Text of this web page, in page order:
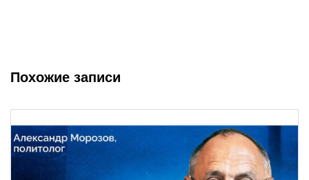
Похожие записи